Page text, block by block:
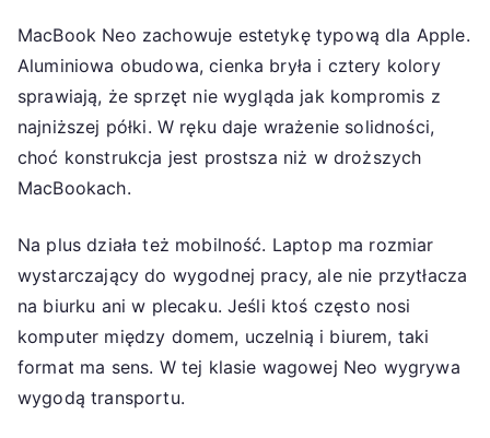
MacBook Neo zachowuje estetykę typową dla Apple.
Aluminiowa obudowa, cienka bryła i cztery kolory
sprawiają, że sprzęt nie wygląda jak kompromis z
najniższej półki. W ręku daje wrażenie solidności,
choć konstrukcja jest prostsza niż w droższych
MacBookach.
Na plus działa też mobilność. Laptop ma rozmiar
wystarczający do wygodnej pracy, ale nie przytłacza
na biurku ani w plecaku. Jeśli ktoś często nosi
komputer między domem, uczelnią i biurem, taki
format ma sens. W tej klasie wagowej Neo wygrywa
wygodą transportu.